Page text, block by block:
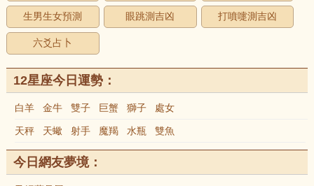
生男生女預測 眼跳測吉凶 打噴嚏測吉凶
六爻占卜
12星座今日運勢：
白羊 金牛 雙子 巨蟹 獅子 處女
天秤 天蠍 射手 魔羯 水瓶 雙魚
今日網友夢境：